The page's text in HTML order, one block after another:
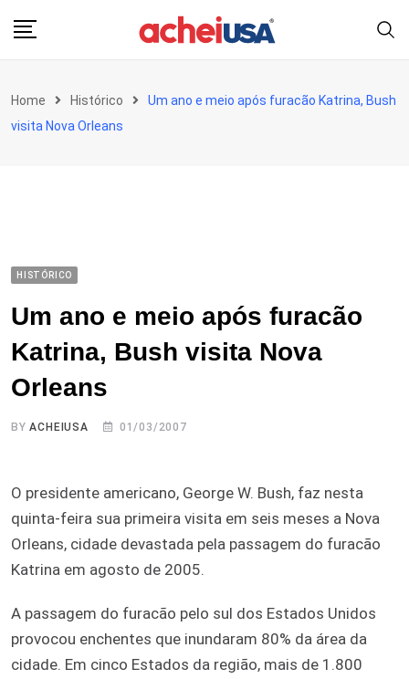
Home Histórico
Um ano e meio após furacão Katrina, Bush
visita Nova Orleans
HISTÓRICO
Um ano e meio após furacão
Katrina, Bush visita Nova
Orleans
BYACHEIUSA 01/03/2007
O presidente americano, George W. Bush, faz nesta
quinta-feira sua primeira visita em seis meses a Nova
Orleans, cidade devastada pela passagem do furacão
Katrina em agosto de 2005.
A passagem do furacão pelo sul dos Estados Unidos
provocou enchentes que inundaram 80% da área da
cidade. Em cinco Estados da região, mais de 1.800